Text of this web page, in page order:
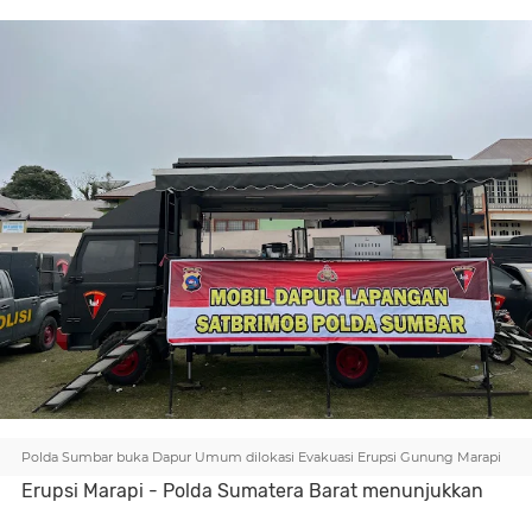
Polda Sumbar buka Dapur Umum dilokasi Evakuasi Erupsi Gunung Marapi
Erupsi Marapi - Polda Sumatera Barat menunjukkan